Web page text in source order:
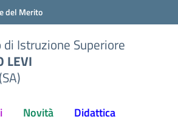
del Merito
Istruzione Superiore
LEVI
Novità Didattica